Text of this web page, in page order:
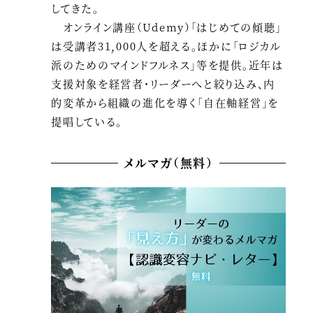
してきた。
オンライン講座（Udemy）「はじめての傾聴」
は受講者31,000人を超える。ほかに「ロジカル
派のためのマインドフルネス」等を提供。近年は
支援対象を経営者・リーダーへと絞り込み、内
的変革から組織の進化を導く「自在軸経営」を
提唱している。
メルマガ（無料）